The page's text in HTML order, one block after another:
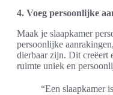
4. Voeg persoonlijke
Maak je slaapkamer
persoonlijke
dierbaar zijn. Dit creëert
ruimte uniek en
“Een slaapkamer